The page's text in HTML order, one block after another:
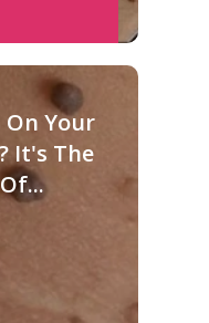
Your
It's The